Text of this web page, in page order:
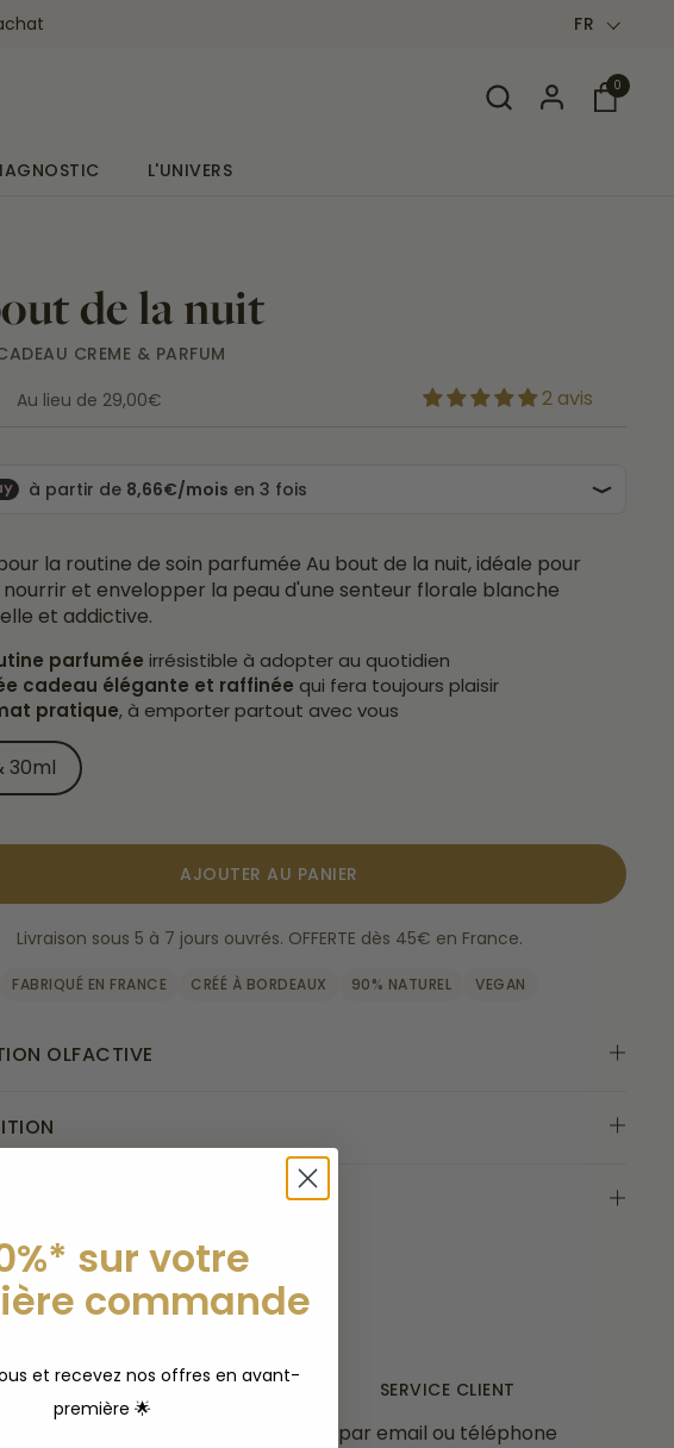
Langue
FR
Ouvrir
0
L'UNIVERS
de la nuit
CREME & PARFUM
Au lieu de 29,00€ 2 avis
la routine de soin parfumée Au bout de la nuit, idéale pour
et envelopper la peau d'une senteur florale blanche
et addictive.
parfumée irrésistible à adopter au quotidien
cadeau élégante et raffinée qui fera toujours plaisir
pratique, à emporter partout avec vous
30ml
AJOUTER AU PANIER
Livraison sous 5 à 7 jours ouvrés. OFFERTE dès 45€ en France.
FABRIQUÉ EN FRANCE CRÉÉ À BORDEAUX 90% NATUREL VEGAN
OLFACTIVE
SERVICE CLIENT
par email ou téléphone
sur votre
commande
et recevez nos offres en avant-
première 🌟